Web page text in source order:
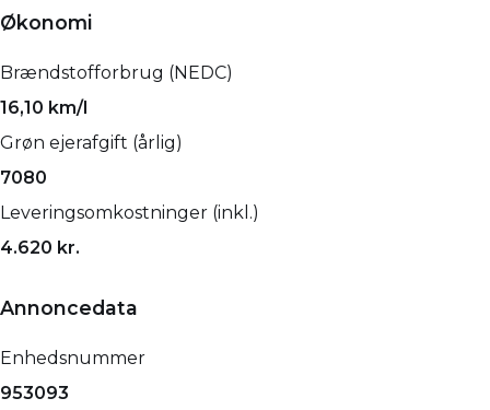
Økonomi
Brændstofforbrug (NEDC)
16,10 km/l
Grøn ejerafgift (årlig)
7080
Leveringsomkostninger (inkl.)
4.620 kr.
Annoncedata
Enhedsnummer
953093